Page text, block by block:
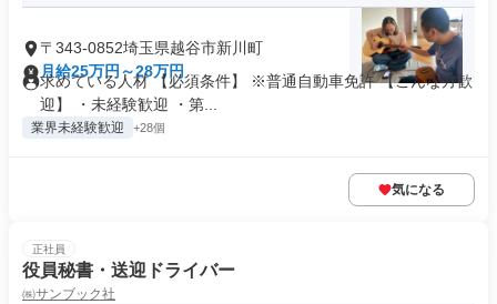
〒343-0852埼玉県越谷市新川町
月給25万円～28万円
求めている人材 【必須条件】 ※普通自動車免許 【こんな方歓
迎】 ・未経験歓迎 ・第...
業界未経験歓迎 +28個
気になる
正社員
役員秘書・送迎ドライバー
㈱サンブック社